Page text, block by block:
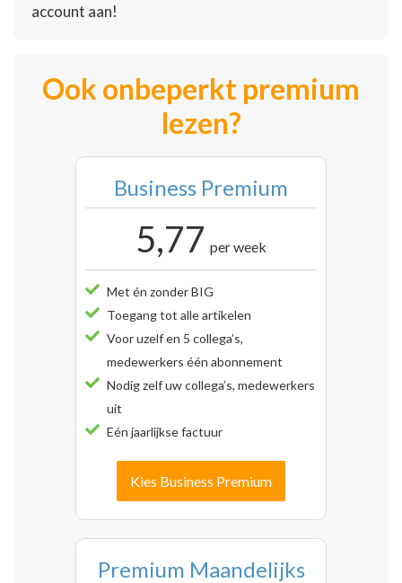
account aan!
Ook onbeperkt premium
lezen?
Business Premium
5,77 per week
Met én zonder BIG
Toegang tot alle artikelen
Voor uzelf en 5 collega’s,
medewerkers één abonnement
Nodig zelf uw collega’s, medewerkers
uit
Eén jaarlijkse factuur
Kies Business Premium
Premium Maandelijks